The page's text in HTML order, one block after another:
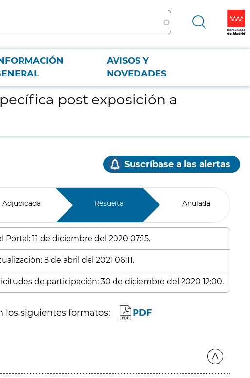
AVISOS Y
NOVEDADES
post exposición a
Suscríbase a las alertas
Adjudicada Resuelta Anulada
11 de diciembre del 2020 07:15.
8 de abril del 2021 06:11.
de participación: 30 de diciembre del 2020 12:00.
los siguientes formatos: PDF